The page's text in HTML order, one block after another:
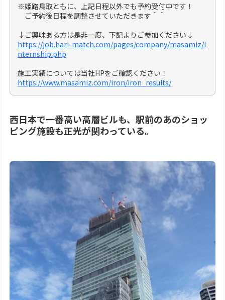
※姫路鳥取ともに、上記日程以外でも予約受付中です！
ご予約後日程を調整させていただきます＾＾
↓ご興味ある方は是非一度、下記よりご参加ください↓
https://job.hari-match.com/pages/company/masamiz/i
nternship.php
施工実績については当社HPをご確認ください！
https://www.masamiz.com/iron/iron_results/
西日本で一番高い高層ビルも、駅前のあのショッ
ピング施設も正光が関わっている。